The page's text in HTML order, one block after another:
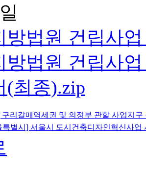
방법원 건립사
방법원 건립사
(최종).zip
리갈매역세권 및 의정부 관할 사업지구
특별시] 서울시 도시건축디자인혁신사업